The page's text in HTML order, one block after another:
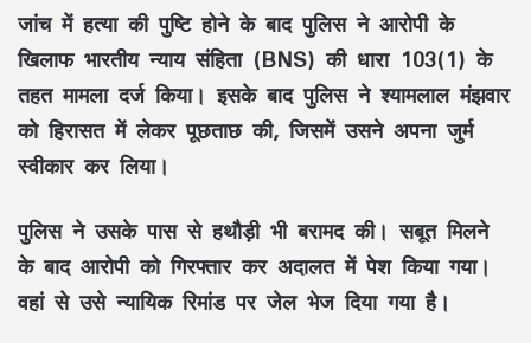
जांच में हत्या की पुष्टि होने के बाद पुलिस ने आरोपी के
खिलाफ भारतीय न्याय संहिता (BNS) की धारा 103(1) के
तहत मामला दर्ज किया। इसके बाद पुलिस ने श्यामलाल मंझवार
को हिरासत में लेकर पूछताछ की, जिसमें उसने अपना जुर्म
स्वीकार कर लिया।
पुलिस ने उसके पास से हथौड़ी भी बरामद की। सबूत मिलने
के बाद आरोपी को गिरफ्तार कर अदालत में पेश किया गया।
वहां से उसे न्यायिक रिमांड पर जेल भेज दिया गया है।